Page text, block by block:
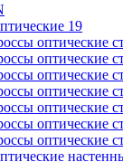
19
оптические
оптические
оптические
оптические
оптические
оптические
оптические